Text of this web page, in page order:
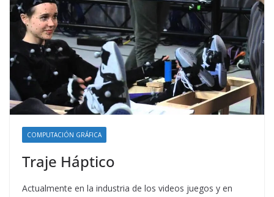
COMPUTACIÓN GRÁFICA
Traje Háptico
Actualmente en la industria de los videos juegos y en